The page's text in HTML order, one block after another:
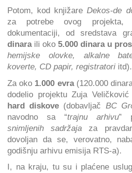
Potom, kod knjižareDekos-de
za potrebe ovog projekta,
dokumentaciji, od sredstava
dinaraili oko 5.000 dinara u
hemijske olovke, alkalne
koverte, CD papir, registratori itd).
Za oko 1.000 evra(120.000
dodelio projektu Zuja
hard diskove (dobavljač BC
navodno sa “trajnu arhivu”
snimljenih sadržaja za
dovoljan da se, verovatno,
godišnju arhivu emisija RTS-a).
I, na kraju, tu su i plaćene